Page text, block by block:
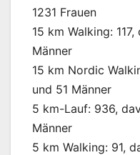
1231 Frauen
15 km Walking:
Männer
15 km Nordic
und 51 Männer
5 km-Lauf: 936,
Männer
5 km Walking: 91,